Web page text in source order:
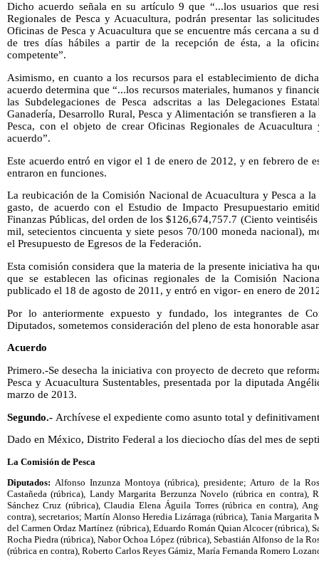
Dicho acuerdo señala en su artículo 9 que “...los usuarios que
Regionales de Pesca y Acuacultura, podrán presentar las
Oficinas de Pesca y Acuacultura que se encuentre más cercana a
de tres días hábiles a partir de la recepción de ésta, a la
competente”.
Asimismo, en cuanto a los recursos para el establecimiento de
acuerdo determina que “...los recursos materiales, humanos y
las Subdelegaciones de Pesca adscritas a las Delegaciones
Ganadería, Desarrollo Rural, Pesca y Alimentación se transfieren a
Pesca, con el objeto de crear Oficinas Regionales de
acuerdo”.
Este acuerdo entró en vigor el 1 de enero de 2012, y en febrero de
entraron en funciones.
La reubicación de la Comisión Nacional de Acuacultura y Pesca a
gasto, de acuerdo con el Estudio de Impacto Presupuestario
Finanzas Públicas, del orden de los $126,674,757.7 (Ciento
mil, setecientos cincuenta y siete pesos 70/100 moneda nacional),
el Presupuesto de Egresos de la Federación.
Esta comisión considera que la materia de la presente iniciativa ha
que se establecen las oficinas regionales de la Comisión
publicado el 18 de agosto de 2011, y entró en vigor- en enero de
Por lo anteriormente expuesto y fundado, los integrantes de
Diputados, sometemos consideración del pleno de esta honorable
Acuerdo
Primero.-Se desecha la iniciativa con proyecto de decreto que
Pesca y Acuacultura Sustentables, presentada por la diputada
marzo de 2013.
Segundo.- Archívese el expediente como asunto total y
Dado en México, Distrito Federal a los dieciocho días del mes de
La Comisión de Pesca
Diputados:Alfonso Inzunza Montoya (rúbrica), presidente; Arturo de la
Castañeda (rúbrica), Landy Margarita Berzunza Novelo (rúbrica en contra),
Sánchez Cruz (rúbrica), Claudia Elena Águila Torres (rúbrica en contra),
contra), secretarios; Martín Alonso Heredia Lizárraga (rúbrica), Tania Margarita
del Carmen Ordaz Martínez (rúbrica), Eduardo Román Quian Alcocer (rúbrica),
Rocha Piedra (rúbrica), Nabor Ochoa López (rúbrica), Sebastián Alfonso de la
(rúbrica en contra), Roberto Carlos Reyes Gámiz, María Fernanda Romero